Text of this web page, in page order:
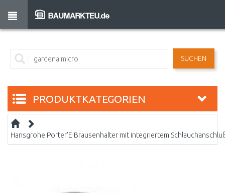
SUCHEN
PRODUKTKATEGORIEN
Hansgrohe Porter'E Brausenhalter mit integriertem